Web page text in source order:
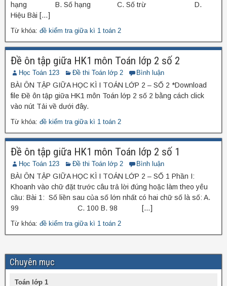
hạng B. Số hạng C. Số trừ D.
Hiệu Bài […]
Từ khóa: đề kiểm tra giữa kì 1 toán 2
Đề ôn tập giữa HK1 môn Toán lớp 2 số 2
Học Toán 123 Đề thi Toán lớp 2 Bình luận
BÀI ÔN TẬP GIỮA HỌC KÌ I TOÁN LỚP 2 – SỐ 2 *Download
file Đề ôn tập giữa HK1 môn Toán lớp 2 số 2 bằng cách click
vào nút Tải về dưới đây.
Từ khóa: đề kiểm tra giữa kì 1 toán 2
Đề ôn tập giữa HK1 môn Toán lớp 2 số 1
Học Toán 123 Đề thi Toán lớp 2 Bình luận
BÀI ÔN TẬP GIỮA HỌC KÌ I TOÁN LỚP 2 – SỐ 1 Phần I:
Khoanh vào chữ đặt trước câu trả lời đúng hoặc làm theo yêu
cầu: Bài 1: Số liền sau của số lớn nhất có hai chữ số là số: A.
99 C. 100 B. 98 […]
Từ khóa: đề kiểm tra giữa kì 1 toán 2
Chuyên mục
Toán lớp 1